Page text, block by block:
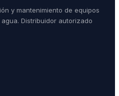
y mantenimiento de equipos
Distribuidor autorizado